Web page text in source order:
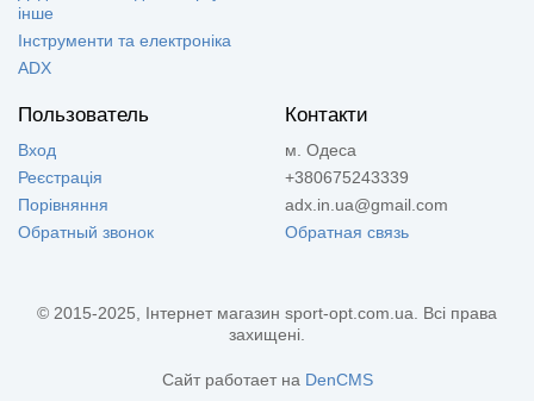
інше
Інструменти та електроніка
ADX
Пользователь
Вход
Реєстрація
Порівняння
Обратный звонок
Контакти
м. Одеса
+380675243339
adx.in.ua@gmail.com
Обратная связь
© 2015-2025, Інтернет магазин sport-opt.com.ua. Всі права
захищені.
Сайт работает на DenCMS